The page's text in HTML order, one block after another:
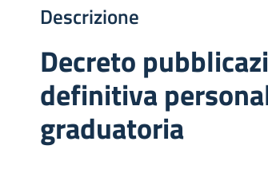
Descrizione
Decreto
definitiva
graduatoria